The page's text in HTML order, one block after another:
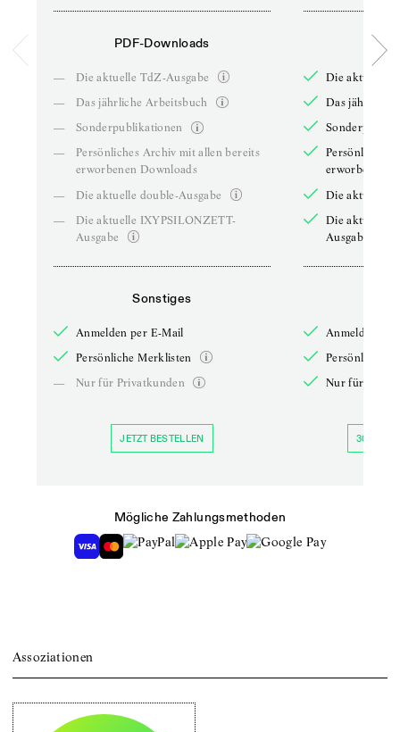
PDF-Downloads
—
Die aktuelle TdZ-Ausgabe
—
Das jährliche Arbeitsbuch
—
Sonderpublikationen
—
Persönliches Archiv mit allen bereits
erworbenen Downloads
—
Die aktuelle double-Ausgabe
—
Die aktuelle IXYPSILONZETT-
Ausgabe
Sonstiges
Anmelden per E-Mail
Persönliche Merklisten
—
Nur für Privatkunden
JETZT BESTELLEN
Die aktuelle
Das jährliche
Persönliches
erworbenen
Die aktuelle
Die aktuelle
Ausgabe
Anmelden
Persönliche
Nur für
30 TAGE
Mögliche Zahlungsmethoden
Assoziationen